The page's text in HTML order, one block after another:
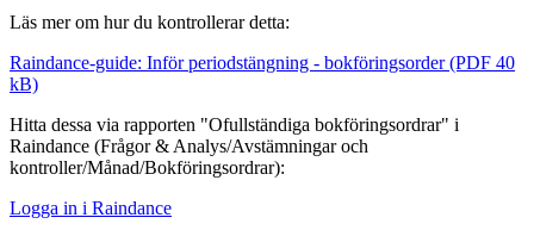
Läs mer om hur du kontrollerar detta:
Raindance-guide: Inför periodstängning - bokföringsorder (PDF 40
kB)
Hitta dessa via rapporten "Ofullständiga bokföringsordrar" i
Raindance (Frågor & Analys/Avstämningaroch
kontroller/Månad/Bokföringsordrar):
Logga in i Raindance